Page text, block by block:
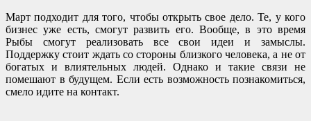
Март подходит для того, чтобы открыть свое дело. Те, у кого
бизнес уже есть, смогут развить его. Вообще, в это время
Рыбы смогут реализовать все свои идеи и замыслы.
Поддержку стоит ждать со стороны близкого человека, а не от
богатых и влиятельных людей. Однако и такие связи не
помешают в будущем. Если есть возможность познакомиться,
смело идите на контакт.